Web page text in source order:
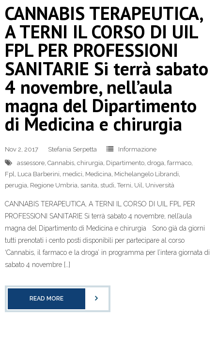
CANNABIS TERAPEUTICA,
A TERNI IL CORSO DI UIL
FPL PER PROFESSIONI
SANITARIE Si terrà sabato
4 novembre, nell’aula
magna del Dipartimento
di Medicina e chirurgia
Nov 2, 2017 Stefania Serpetta
Informazione
assessore Cannabis chirurgia Dipartimento droga farmaco
Fpl Luca Barberini medici Medicina Michelangelo Librandi
perugia Regione Umbria sanita studi ,Terni Uil Università
CANNABIS TERAPEUTICA, A TERNI IL CORSO DI UIL FPL PER
PROFESSIONI SANITARIE Si terrà sabato 4 novembre, nell’aula
magna del Dipartimento di Medicina e chirurgia Sono già da giorni
tutti prenotati i cento posti disponibili per partecipare al corso
‘Cannabis, il farmaco e la droga’ in programma per l’intera giornata di
sabato 4 novembre […]
READ MORE